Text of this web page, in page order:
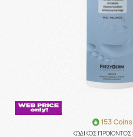
153 Coins
ΚΩΔΙΚΟΣ ΠΡΟΪΟΝΤΟΣ: